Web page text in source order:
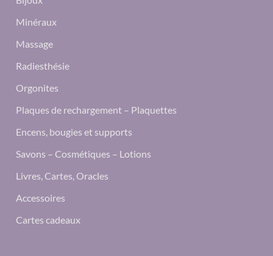
Minéraux
Massage
Radiesthésie
Orgonites
Plaques de rechargement – Plaquettes
Encens, bougies et supports
Savons – Cosmétiques – Lotions
Livres, Cartes, Oracles
Accessoires
Cartes cadeaux